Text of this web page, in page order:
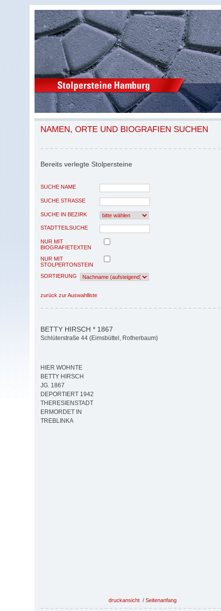
NAMEN, ORTE UND BIOGRAFIEN SUCHEN
Bereits verlegte Stolpersteine
SUCHE NAME
SUCHE STRASSE
SUCHE IN BEZIRK
STADTTEILSUCHE
NUR MIT
BIOGRAFIETEXTEN
NUR MIT
STOLPERTONSTEIN
SORTIERUNG
zurück zur Auswahlliste
BETTY HIRSCH * 1867
Schlüterstraße 44 (Eimsbüttel, Rotherbaum)
HIER WOHNTE
BETTY HIRSCH
JG. 1867
DEPORTIERT 1942
THERESIENSTADT
ERMORDET IN
TREBLINKA
druckansicht / Seitenanfang